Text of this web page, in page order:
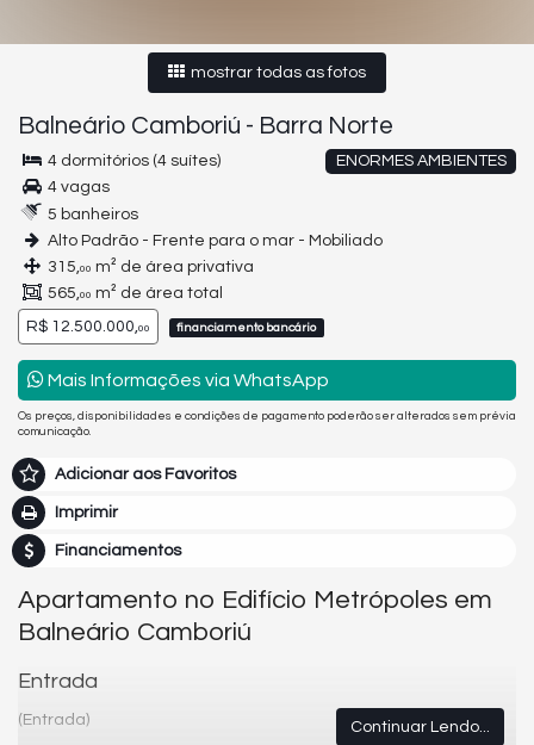
mostrar todas as fotos
Balneário Camboriú - Barra Norte
ENORMES AMBIENTES
4 dormitórios (4 suítes)
4 vagas
5 banheiros
Alto Padrão - Frente para o mar - Mobiliado
315,00 m² de área privativa
565,00 m² de área total
R$ 12.500.000,00 financiamento bancário
Mais Informações via WhatsApp
Os preços, disponibilidades e condições de pagamento poderão ser alterados sem prévia
comunicação.
Adicionar aos Favoritos
Imprimir
Financiamentos
Apartamento no Edifício Metrópoles em
Balneário Camboriú
Entrada
(Entrada) Continuar Lendo...